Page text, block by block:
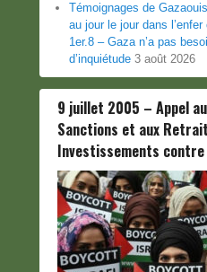
Témoignages de
au jour le jour dans
1er.8 – Gaza n’a pas
d’inquiétude 3 août 2026
9 juillet 2005 – Appel
Sanctions et aux
Investissements